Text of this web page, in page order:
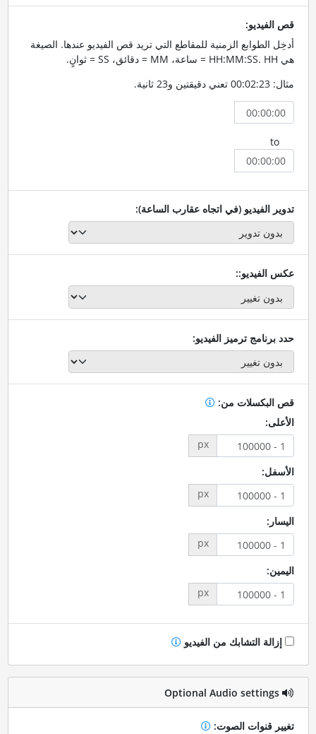
قص الفيديو:
أدخِل الطوابع الزمنية للمقاطع التي تريد قص الفيديو عندها. الصيغة
هي HH:MM:SS. HH = ساعة، MM = دقائق، SS = ثوانٍ.
مثال: 00:02:23 تعني دقيقتين و23 ثانية.
to
تدوير الفيديو (في اتجاه عقارب الساعة):
عكس الفيديو::
حدد برنامج ترميز الفيديو:
قص البكسلات من:
الأعلى:
px
الأسفل:
px
اليسار:
px
اليمين:
px
إزالة التشابك من الفيديو
Optional Audio settings
تغيير قنوات الصوت: